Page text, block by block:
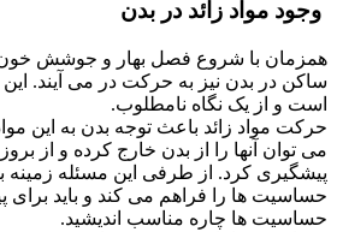
وجود مواد زائد در بدن
همزمان با شروع فصل بهار و جوشش خون،
ساکن در بدن نیز به حرکت در می آیند.
است و از یک نگاه نامطلوب.
حرکت مواد زائد باعث توجه بدن به این
می توان آنها را از بدن خارج کرده و از
پیشگیری کرد. از طرفی این مسئله زمینه
حساسیت ها را فراهم می کند و باید برای
حساسیت ها چاره مناسب اندیشید.